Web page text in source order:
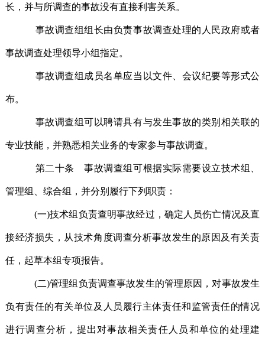
长，并与所调查的事故没有直接利害关系。
事故调查组组长由负责事故调查处理的人民政府或者
事故调查处理领导小组指定。
事故调查组成员名单应当以文件、会议纪要等形式公
布。
事故调查组可以聘请具有与发生事故的类别相关联的
专业技能，并熟悉相关业务的专家参与事故调查。
第二十条 事故调查组可根据实际需要设立技术组、
管理组、综合组，并分别履行下列职责：
(一)技术组负责查明事故经过，确定人员伤亡情况及直
接经济损失，从技术角度调查分析事故发生的原因及有关责
任，起草本组专项报告。
(二)管理组负责调查事故发生的管理原因，对事故发生
负有责任的有关单位及人员履行主体责任和监管责任的情况
进行调查分析，提出对事故相关责任人员和单位的处理建